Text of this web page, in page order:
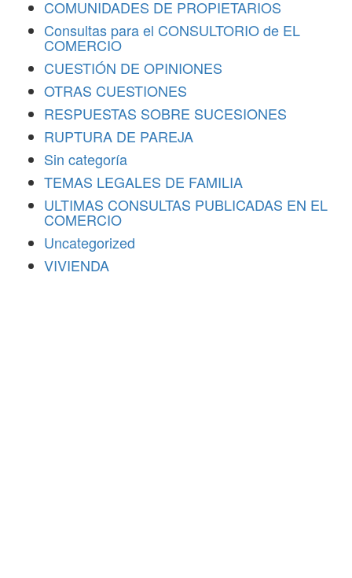
COMUNIDADES DE PROPIETARIOS
Consultas para el CONSULTORIO de EL
COMERCIO
CUESTIÓN DE OPINIONES
OTRAS CUESTIONES
RESPUESTAS SOBRE SUCESIONES
RUPTURA DE PAREJA
Sin categoría
TEMAS LEGALES DE FAMILIA
ULTIMAS CONSULTAS PUBLICADAS EN EL
COMERCIO
Uncategorized
VIVIENDA